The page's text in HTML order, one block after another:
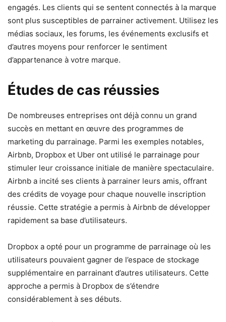
engagés. Les clients qui se sentent connectés à la marque
sont plus susceptibles de parrainer activement. Utilisez les
médias sociaux, les forums, les événements exclusifs et
d’autres moyens pour renforcer le sentiment
d’appartenance à votre marque.
Études de cas réussies
De nombreuses entreprises ont déjà connu un grand
succès en mettant en œuvre des programmes de
marketing du parrainage. Parmi les exemples notables,
Airbnb, Dropbox et Uber ont utilisé le parrainage pour
stimuler leur croissance initiale de manière spectaculaire.
Airbnb a incité ses clients à parrainer leurs amis, offrant
des crédits de voyage pour chaque nouvelle inscription
réussie. Cette stratégie a permis à Airbnb de développer
rapidement sa base d’utilisateurs.
Dropbox a opté pour un programme de parrainage où les
utilisateurs pouvaient gagner de l’espace de stockage
supplémentaire en parrainant d’autres utilisateurs. Cette
approche a permis à Dropbox de s’étendre
considérablement à ses débuts.